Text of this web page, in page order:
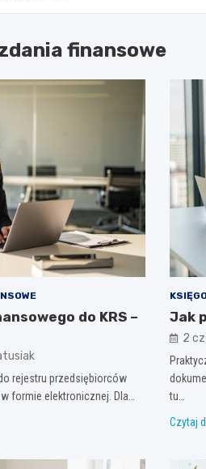
finansowe
do KRS –
rejestru przedsiębiorców
formie elektronicznej. Dla…
Jak
2
tu…
Czytaj